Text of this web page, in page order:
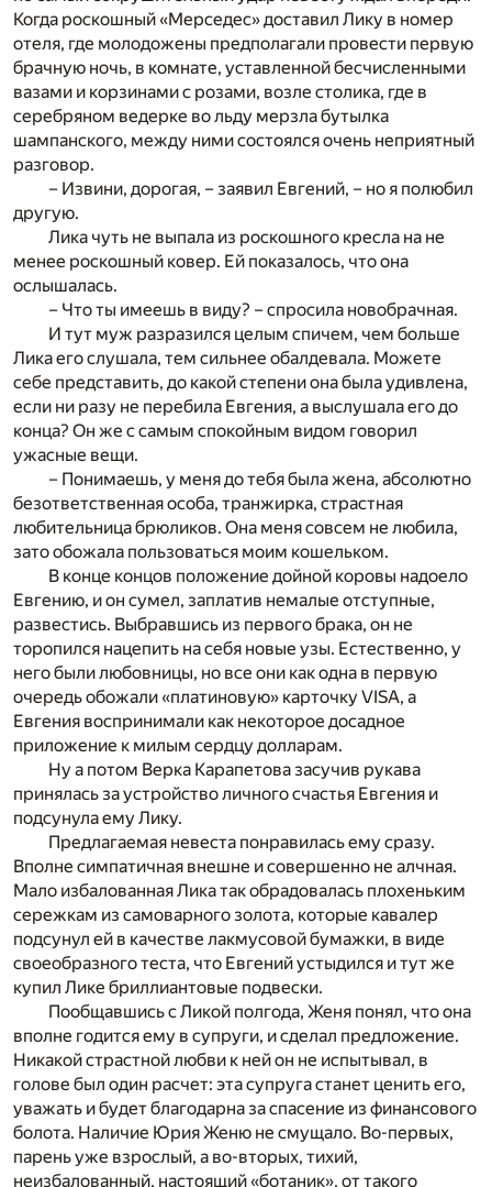
Когда роскошный «Мерседес» доставил Лику в номер
отеля, где молодожены предполагали провести первую
брачную ночь, в комнате, уставленной бесчисленными
вазами и корзинами с розами, возле столика, где в
серебряном ведерке во льду мерзла бутылка
шампанского, между ними состоялся очень неприятный
разговор.
– Извини, дорогая, – заявил Евгений, – но я полюбил
другую.
Лика чуть не выпала из роскошного кресла на не
менее роскошный ковер. Ей показалось, что она
ослышалась.
– Что ты имеешь в виду? – спросила новобрачная.
И тут муж разразился целым спичем, чем больше
Лика его слушала, тем сильнее обалдевала. Можете
себе представить, до какой степени она была удивлена,
если ни разу не перебила Евгения, а выслушала его до
конца? Он же с самым спокойным видом говорил
ужасные вещи.
– Понимаешь, у меня до тебя была жена, абсолютно
безответственная особа, транжирка, страстная
любительница брюликов. Она меня совсем не любила,
зато обожала пользоваться моим кошельком.
В конце концов положение дойной коровы надоело
Евгению, и он сумел, заплатив немалые отступные,
развестись. Выбравшись из первого брака, он не
торопился нацепить на себя новые узы. Естественно, у
него были любовницы, но все они как одна в первую
очередь обожали «платиновую» карточку VISA, а
Евгения воспринимали как некоторое досадное
приложение к милым сердцу долларам.
Ну а потом Верка Карапетова засучив рукава
принялась за устройство личного счастья Евгения и
подсунула ему Лику.
Предлагаемая невеста понравилась ему сразу.
Вполне симпатичная внешне и совершенно не алчная.
Мало избалованная Лика так обрадовалась плохеньким
сережкам из самоварного золота, которые кавалер
подсунул ей в качестве лакмусовой бумажки, в виде
своеобразного теста, что Евгений устыдился и тут же
купил Лике бриллиантовые подвески.
Пообщавшись с Ликой полгода, Женя понял, что она
вполне годится ему в супруги, и сделал предложение.
Никакой страстной любви к ней он не испытывал, в
голове был один расчет: эта супруга станет ценить его,
уважать и будет благодарна за спасение из финансового
болота. Наличие Юрия Женю не смущало. Во-первых,
парень уже взрослый, а во-вторых, тихий,
неизбалованный, настоящий «ботаник», от такого